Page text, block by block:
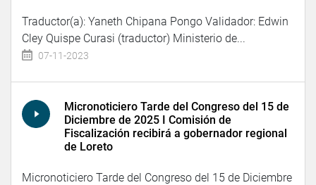
Traductor(a): Yaneth Chipana Pongo Validador: Edwin
Cley Quispe Curasi (traductor) Ministerio de...
07-11-2023
Micronoticiero Tarde del Congreso del 15 de
Diciembre de 2025 I Comisión de
Fiscalización recibirá a gobernador regional
de Loreto
Micronoticiero Tarde del Congreso del 15 de Diciembre